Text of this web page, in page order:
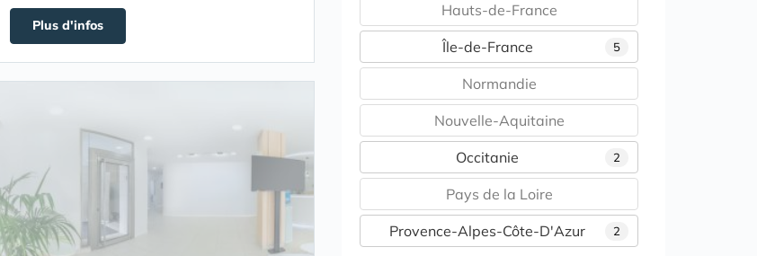
Plus d'infos
Hauts-de-France
5
Île-de-France
Normandie
Nouvelle-Aquitaine
2
Occitanie
Pays de la Loire
2
Provence-Alpes-Côte-D'Azur